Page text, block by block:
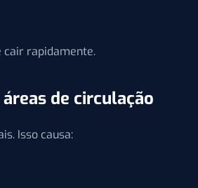
cair rapidamente.
de circulação
Isso causa: